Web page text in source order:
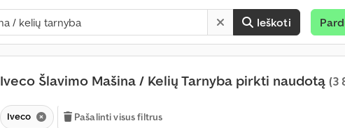
Ieškoti
Iveco Šlavimo Mašina / Kelių Tarnyba pirkti naudotą (3
Iveco Pašalinti visus filtrus